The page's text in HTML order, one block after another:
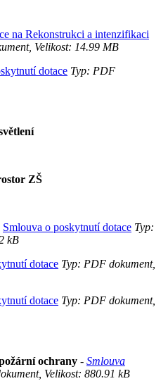
na Rekonstrukci a intenzifikaci
Velikost: 14.99 MB
dotace Typ: PDF
ZŠ
Smlouva o poskytnutí dotace Typ:
kB
dotace Typ: PDF dokument,
dotace Typ: PDF dokument,
ochrany - Smlouva
Velikost: 880.91 kB